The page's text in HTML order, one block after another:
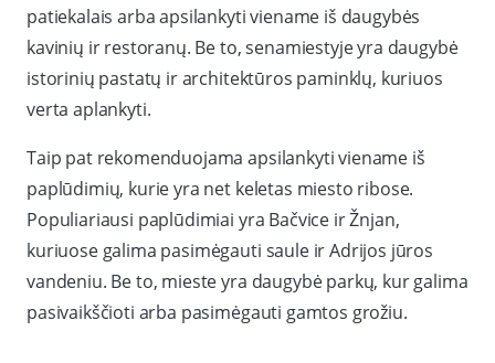
patiekalais arba apsilankyti viename iš daugybės
kavinių ir restoranų. Be to, senamiestyje yra daugybė
istorinių pastatų ir architektūros paminklų, kuriuos
verta aplankyti.
Taip pat rekomenduojama apsilankyti viename iš
paplūdimių, kurie yra net keletas miesto ribose.
Populiariausi paplūdimiai yra Bačvice ir Žnjan,
kuriuose galima pasimėgauti saule ir Adrijos jūros
vandeniu. Be to, mieste yra daugybė parkų, kur galima
pasivaikščioti arba pasimėgauti gamtos grožiu.